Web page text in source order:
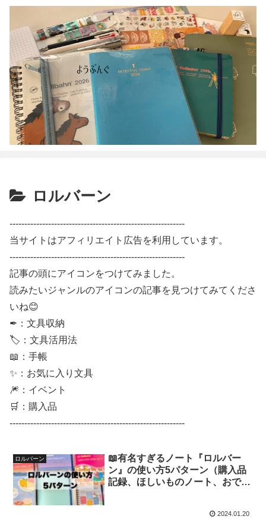
ロルバーン
-----------------------------------------------------------
当サイトはアフィリエイト広告を利用しています。
-----------------------------------------------------------
記事の頭にアイコンをつけてみました。
読みたいジャンルのアイコンの記事を見つけてみてくださ
いね😊
✒：文具収納
🏷：文具活用法
📖：手帳
✨：お気に入り文具
🎆：イベント
🛒：購入品
-----------------------------------------------------------
ロルバーン
📖有名すぎるノート『ロルバー
ン』の使い方5パターン（購入品
記録、ほしいものノート、おでか
2024.01.20